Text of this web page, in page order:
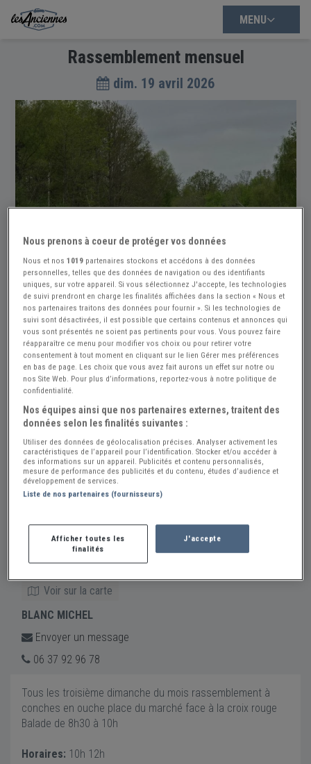
MENU
Rassemblement mensuel
dim. 19 avril 2026
dim. 19 avril 2026
Voir sur la carte
BLANC MICHEL
Envoyer un message
06 37 92 96 78
Tous les troisième dimanche du mois rassemblement à
conches en ouche place du marché face à la croix rouge
Balade de 8h30 à 10h
Horaires: 10h 12h
Nous prenons à coeur de protéger vos données
Nous et nos1019 partenaires stockons et accédons à des données
personnelles, telles que des données de navigation ou des identifiants
uniques, sur votre appareil. Si vous sélectionnez J'accepte, les technologies
de suivi prendront en charge les finalités affichées dans la section « Nous et
nos partenaires traitons des données pour fournir ». Si les technologies de
suivi sont désactivées, il est possible que certains contenus et annonces qui
vous sont présentés ne soient pas pertinents pour vous. Vous pouvez faire
réapparaître ce menu pour modifier vos choix ou pour retirer votre
consentement à tout moment en cliquant sur le lien Gérer mes préférences
en bas de page. Les choix que vous avez fait aurons un effet sur notre ou
nos Site Web. Pour plus d’informations, reportez-vous à notre politique de
confidentialité.
Nos équipes ainsi que nos partenaires externes, traitent des
données selon les finalités suivantes :
Utiliser des données de géolocalisation précises. Analyser activement les
caractéristiques de l’appareil pour l’identification. Stocker et/ou accéder à
des informations sur un appareil. Publicités et contenu personnalisés,
mesure de performance des publicités et du contenu, études d’audience et
développement de services.
Liste de nos partenaires (fournisseurs)
Afficher toutes les
finalités
J'accepte